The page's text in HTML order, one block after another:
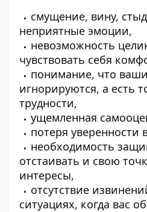
смущение, вину,
неприятные эмоции,
невозможность
чувствовать себя
понимание, что
игнорируются, а есть
трудности,
ущемленная
потеря уверенности
необходимость
отстаивать и свою
интересы,
отсутствие
ситуациях, когда вас